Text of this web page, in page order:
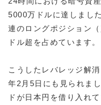
5000万ドルに達しまし
連のロングポジション
ドル超を占めています。
こうしたレバレッジ解
年2月5日にも見られま
ドが日本円を借り入れ